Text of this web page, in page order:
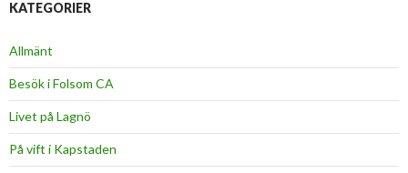
KATEGORIER
Allmänt
Besök i Folsom CA
Livet på Lagnö
På vift i Kapstaden